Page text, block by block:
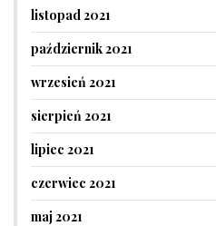
listopad 2021
październik 2021
wrzesień 2021
sierpień 2021
lipiec 2021
czerwiec 2021
maj 2021